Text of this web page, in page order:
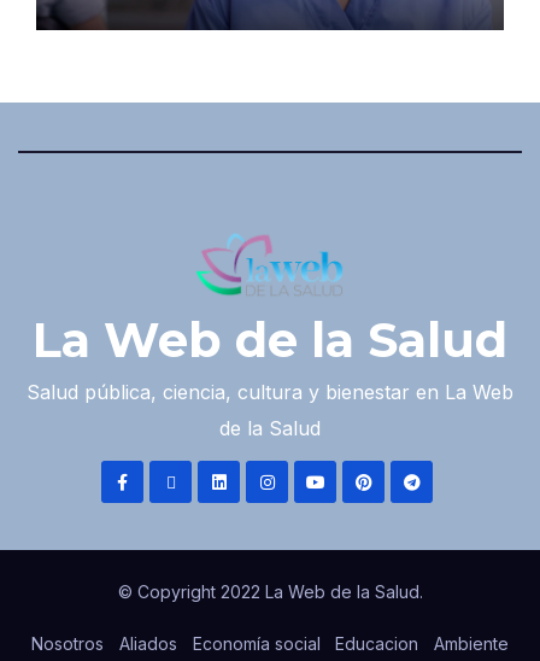
La Web de la Salud
Salud pública, ciencia, cultura y bienestar en La Web
de la Salud
© Copyright 2022 La Web de la Salud.
Nosotros Aliados Economía social Educacion Ambiente